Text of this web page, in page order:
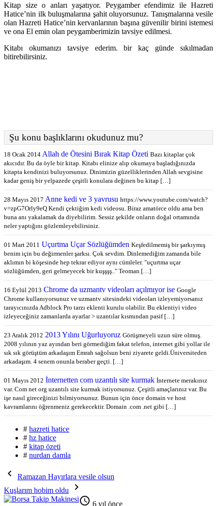
Kitap size o anları yaşatıyor. Peygamber efendimiz ile Hazreti
Hatice’nin ilk buluşmalarına şahit oluyorsunuz. Tanışmalarına vesile
olan Hazreti Hatice’nin kervanlarının başına güvenilir birini istemesi
ve ona El emin olan peygamberimizin tavsiye edilmesi.
Kitabı okumanızı tavsiye ederim. bir kaç günde sıkılmadan
bitirebilirsiniz.
Şu konu başlıklarını okudunuz mu?
18 Ocak 2014 Allah de Ötesini Bırak Kitap Özeti Bazı kitaplar çok
akıcıdır. Bu da öyle bir kitap. Kitabı elinize alıp okumaya başladığınızda
kitapta kendinizi buluyorsunuz. Dinimizin güzelliklerinden Allah sevgisine
kadar geniş bir yelpazede çeşitli konulara değinen bu kitap […]
28 Mayıs 2017 Anne kedi ve 3 yavrusu https://www.youtube.com/watch?
v=zpG7Orly9eQ Kendi çektiğim kedi videosu. Biraz amatörce oldu ama ben
buna anı yakalamak da diyebilirim. Sessiz şekilde onların doğal ortamında
neler yaptığını gözlemleyebilirsiniz.
01 Mart 2011 Uçurtma Uçar Sözlüğümden Keşfedilmemiş bir şarkıymış
benim için bu değirmenler şarksı. Çok sevdim. Dinlemediğim zamanda bile
aklımın bi köşesinde hep tekrar ediyor aynı cümleler. "uçurtma uçar
sözlüğümden, geri gelmeyecek bir kuşşşş.." Teoman […]
16 Eylül 2013 Chrome da uzmantv videoları açılmıyor ise Google
Chrome kullanıyorsunuz ve uzmantv sitesindeki videoları izleyemiyorsanız
tarayıcınızda Adblock Pro tarzı eklenti kurulu olabilir. Bu eklentiyi video
izleyeceğiniz zamanlarda ayarlar > uzantılar kısmından pasif […]
23 Aralık 2012 2013 Yılını Uğurluyoruz Görüşmeyeli uzun süre olmuş.
2008 yılının yaz ayından beri görmediğim fakat telefon, internet gibi yollar ile
sık sık görüştüm arkadaşım Emrah sağolsun beni ziyarete geldi.Üniversiteden
arkadaşım. 4 senem onunla beraber geçti. […]
01 Mayıs 2012 İnternetten com uzantılı site kurmak İnternete merakınız
var. Com net org uzantılı site kurmak istiyorsunuz. Çeşitli amaçlarınız var. Bu
işe nasıl gireceğinizi bilmiyorsunuz. Bunun için önce domain ve host
kavramlarını öğrenmeniz gerekecektir. Domain .com .net gibi […]
# hazreti hatice
# hz hatice
# kitap özeti
# nurdan damla

Ramazan Hayırlara vesile olsun
Kuşlarım hobim oldu

 6 yıl önce